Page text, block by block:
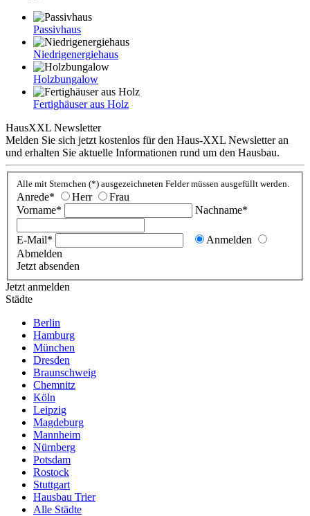
Passivhaus
Niedrigenergiehaus
Holzbungalow
Fertighäuser aus Holz
HausXXL Newsletter
Melden Sie sich jetzt kostenlos für den Haus-XXL Newsletter an
und erhalten Sie aktuelle Informationen rund um den Hausbau.
Alle mit Sternchen (*) ausgezeichneten Felder müssen ausgefüllt werden.
Anrede* Herr
Frau
Vorname*
Nachname*
E-Mail*
Anmelden
Abmelden
Jetzt absenden
Jetzt anmelden
Städte
Berlin
Hamburg
München
Dresden
Braunschweig
Chemnitz
Köln
Leipzig
Magdeburg
Mannheim
Nürnberg
Potsdam
Rostock
Stuttgart
Hausbau Trier
Alle Städte